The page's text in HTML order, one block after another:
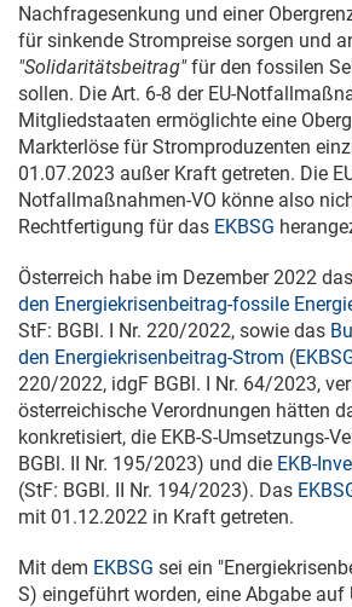
Nachfragesenkung und einer
für sinkende Strompreise sorgen und
"Solidaritätsbeitrag"für den fossilen
sollen. Die Art. 6-8 der EU-
Mitgliedstaaten ermöglichte eine
Markterlöse für Stromproduzenten
01.07.2023 außer Kraft getreten. Die
Notfallmaßnahmen-VO könne also
Rechtfertigung für das EKBSG
Österreich habe im Dezember 2022 das
den Energiekrisenbeitrag-fossile
StF: BGBl. I Nr. 220/2022, sowie das
den Energiekrisenbeitrag-Strom (
220/2022, idgF BGBl. I Nr. 64/2023,
österreichische Verordnungen hätten
konkretisiert, die EKB-S-Umsetzungs-
BGBl. II Nr. 195/2023) und die EKB-
(StF: BGBl. II Nr. 194/2023). Das
mit 01.12.2022 in Kraft getreten.
Mit dem EKBSG sei ein
S) eingeführt worden, eine Abgabe auf